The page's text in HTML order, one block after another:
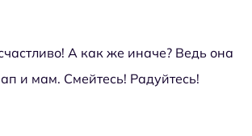
А как же иначе? Ведь она
и мам. Смейтесь! Радуйтесь!